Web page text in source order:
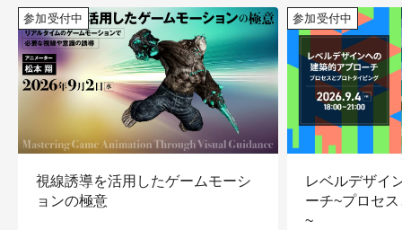
参加受付中
視線誘導を活用したゲームモーシ
ョンの極意
参加受付中
レベルデザイ
ーチ~プロセ
~